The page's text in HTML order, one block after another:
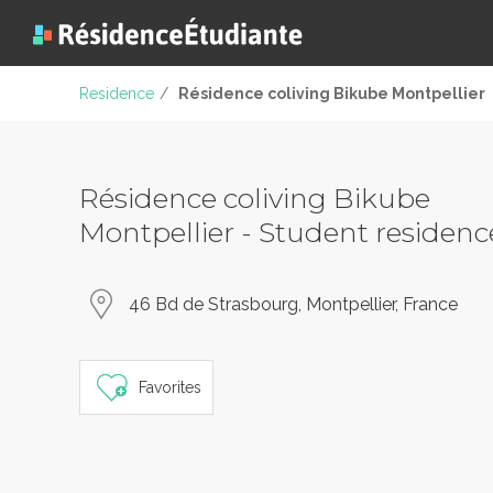
Residence / Résidence coliving Bikube Montpellier
Résidence coliving Bikube
Montpellier - Student
46 Bd de Strasbourg, Montpellier, France
Favorites